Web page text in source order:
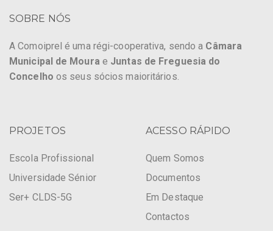
SOBRE NÓS
A Comoiprel é uma régi-cooperativa, sendo a Câmara
Municipal de Moura e Juntas de Freguesia do
Concelho os seus sócios maioritários.
PROJETOS
Escola Profissional
Universidade Sénior
Ser+ CLDS-5G
ACESSO RÁPIDO
Quem Somos
Documentos
Em Destaque
Contactos